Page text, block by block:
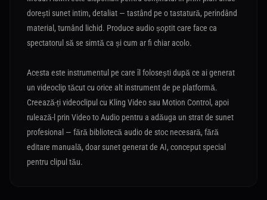
dorești sunet intim, detaliat — tastând pe o tastatură, perindând
material, turnând lichid. Produce audio șoptit care face ca
spectatorul să se simtă ca și cum ar fi chiar acolo.
Acesta este instrumentul pe care îl folosești după ce ai generat
un videoclip tăcut cu orice alt instrument de pe platformă.
Creează-ți videoclipul cu Kling Video sau Motion Control, apoi
rulează-l prin Video to Audio pentru a adăuga un strat de sunet
profesional — fără bibliotecă audio de stoc necesară, fără
editare manuală, doar sunet generat de AI, conceput special
pentru clipul tău.